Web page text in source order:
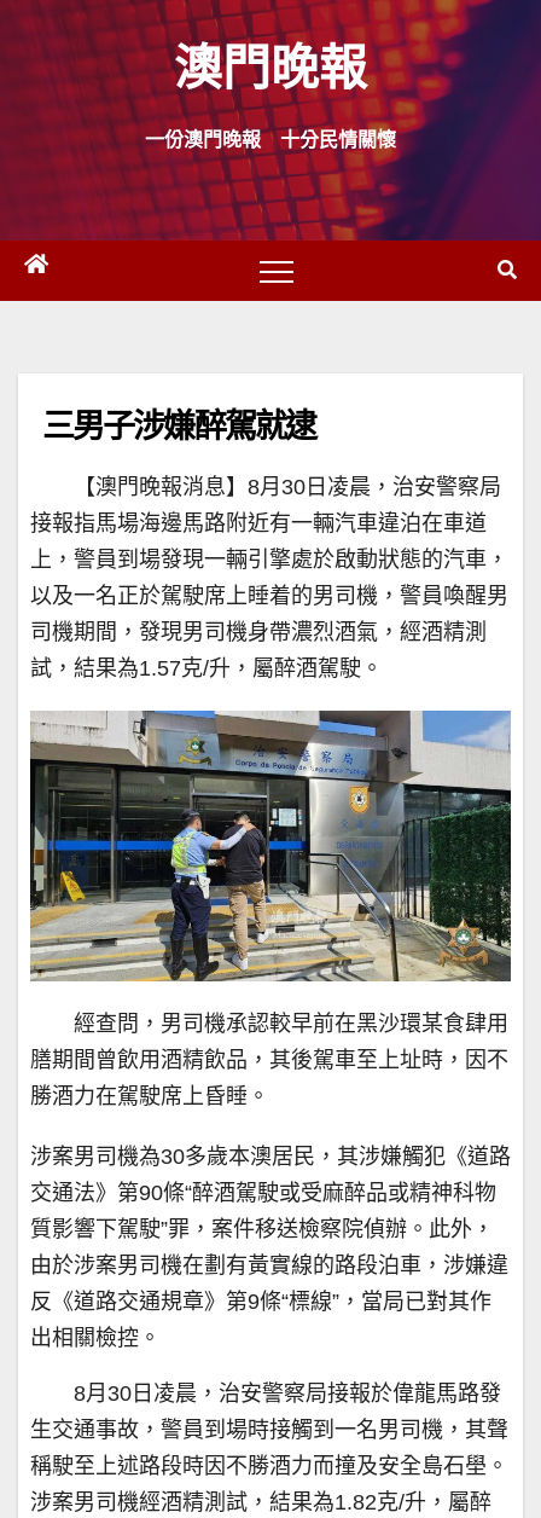
Skip
content
澳門晚報
一份澳門晚報 十分民情關懷
三男子涉嫌醉駕就逮
【澳門晚報消息】8月30日凌晨，治安警察局
接報指馬場海邊馬路附近有一輛汽車違泊在車道
上，警員到場發現一輛引擎處於啟動狀態的汽車，
以及一名正於駕駛席上睡着的男司機，警員喚醒男
司機期間，發現男司機身帶濃烈酒氣，經酒精測
試，結果為1.57克/升，屬醉酒駕駛。
經查問，男司機承認較早前在黑沙環某食肆用
膳期間曾飲用酒精飲品，其後駕車至上址時，因不
勝酒力在駕駛席上昏睡。
涉案男司機為30多歲本澳居民，其涉嫌觸犯《道路
交通法》第90條“醉酒駕駛或受麻醉品或精神科物
質影響下駕駛”罪，案件移送檢察院偵辦。此外，
由於涉案男司機在劃有黃實線的路段泊車，涉嫌違
反《道路交通規章》第9條“標線”，當局已對其作
出相關檢控。
8月30日凌晨，治安警察局接報於偉龍馬路發
生交通事故，警員到場時接觸到一名男司機，其聲
稱駛至上述路段時因不勝酒力而撞及安全島石壆。
涉案男司機經酒精測試，結果為1.82克/升，屬醉